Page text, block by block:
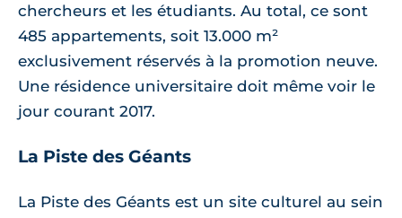
chercheurs et les étudiants. Au total, ce sont
485 appartements, soit 13.000 m²
exclusivement réservés à la promotion neuve.
Une résidence universitaire doit même voir le
jour courant 2017.
La Piste des Géants
La Piste des Géants est un site culturel au sein